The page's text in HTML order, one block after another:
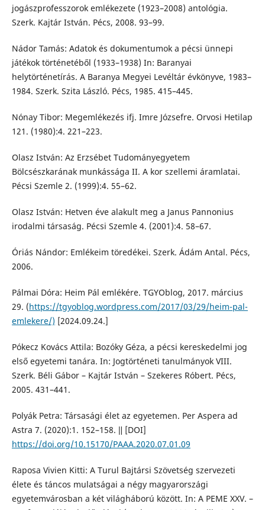
jogászprofesszorok emlékezete (1923–2008) antológia.
Szerk. Kajtár István. Pécs, 2008. 93–99.
Nádor Tamás: Adatok és dokumentumok a pécsi ünnepi
játékok történetéből (1933–1938) In: Baranyai
helytörténetírás. A Baranya Megyei Levéltár évkönyve, 1983–
1984. Szerk. Szita László. Pécs, 1985. 415–445.
Nónay Tibor: Megemlékezés ifj. Imre Józsefre. Orvosi Hetilap
121. (1980):4. 221–223.
Olasz István: Az Erzsébet Tudományegyetem
Bölcsészkarának munkássága II. A kor szellemi áramlatai.
Pécsi Szemle 2. (1999):4. 55–62.
Olasz István: Hetven éve alakult meg a Janus Pannonius
irodalmi társaság. Pécsi Szemle 4. (2001):4. 58–67.
Óriás Nándor: Emlékeim töredékei. Szerk. Ádám Antal. Pécs,
2006.
Pálmai Dóra: Heim Pál emlékére. TGYOblog, 2017. március
29. (https://tgyoblog.wordpress.com/2017/03/29/heim-pal-
emlekere/) [2024.09.24.]
Pókecz Kovács Attila: Bozóky Géza, a pécsi kereskedelmi jog
első egyetemi tanára. In: Jogtörténeti tanulmányok VIII.
Szerk. Béli Gábor – Kajtár István – Szekeres Róbert. Pécs,
2005. 431–441.
Polyák Petra: Társasági élet az egyetemen. Per Aspera ad
Astra 7. (2020):1. 152–158. ǁ [DOI]
https://doi.org/10.15170/PAAA.2020.07.01.09
Raposa Vivien Kitti: A Turul Bajtársi Szövetség szervezeti
élete és táncos mulatságai a négy magyarországi
egyetemvárosban a két világháború között. In: A PEME XXV. –